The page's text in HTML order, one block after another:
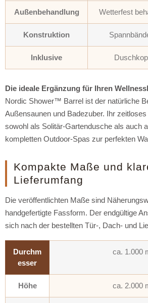
Außenbehandlung Wetterfest
Konstruktion
Inklusive
Die ideale Ergänzung für Ihren
Nordic Shower™ Barrel ist der natürliche
Außensaunen und Badezuber. Ihr
sowohl als Solitär-Gartendusche als auch
kompletten Outdoor-Spas zur perfekten
Kompakte Maße und
Lieferumfang
Die veröffentlichten Maße sind
handgefertigte Fassform. Der endgültige
sich nach der bestellten Tür-, Dach- und
Durchm
esser
ca. 1.000
Höhe ca. 2.000